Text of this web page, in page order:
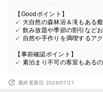
【Goodポイント】
✓ 大自然の森林浴＆滝もある
✓ 飲み放題や季節の割引など
✓ 自然や手作りを満喫するア
【事前確認ポイント】
✓ 素泊まり不可の客室もある
最終更新日 2026/07/17